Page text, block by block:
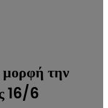
μορφή την
16/6